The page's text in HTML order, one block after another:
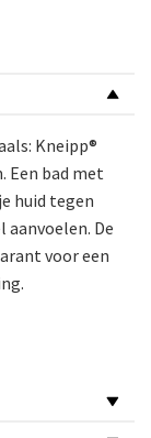
Kneipp®
Een bad met
huid tegen
aanvoelen. De
voor een